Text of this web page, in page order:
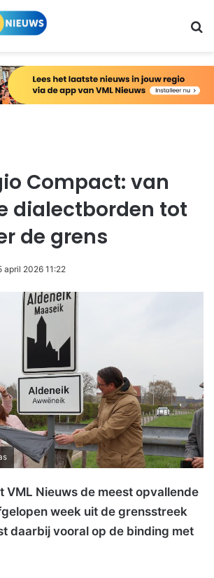
Compact: van
dialectborden tot
de grens
april 2026 11:22
VML Nieuws de meest opvallende
week uit de grensstreek
daarbij vooral op de binding met